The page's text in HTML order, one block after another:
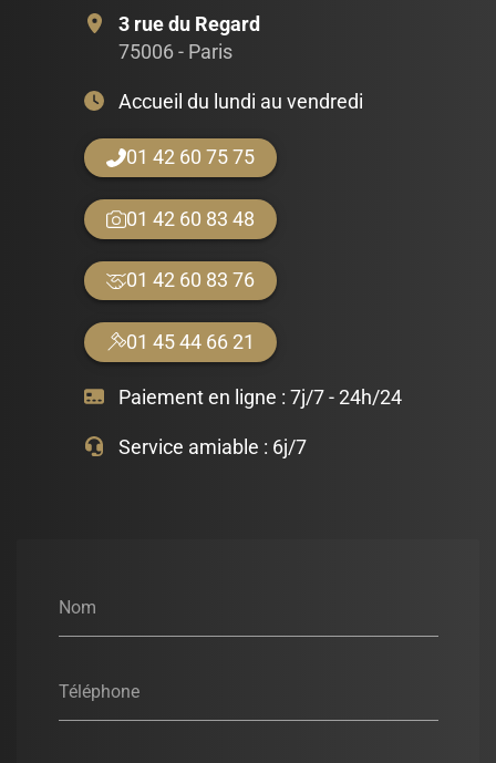
Nom
Téléphone
3 rue du Regard
75006 - Paris
Accueil du lundi au vendredi
01 42 60 75 75
01 42 60 83 48
01 42 60 83 76
01 45 44 66 21
Paiement en ligne : 7j/7 - 24h/24
Service amiable : 6j/7